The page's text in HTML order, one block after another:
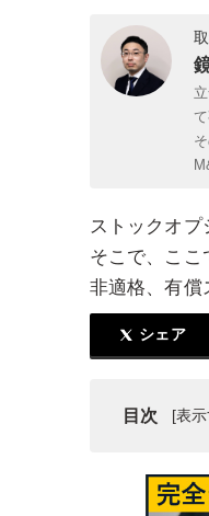
ストックオ
そこで、ここ
非適格、有償
シェア
目次
ストッ